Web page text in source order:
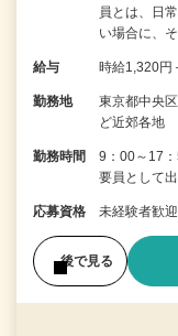
員とは、日
い場合に、
給与 時給1,320円
勤務地
東京都中央
ど近郊各地
勤務時間
9：00～17
要員として
応募資格 未経験者歓迎
後で見る